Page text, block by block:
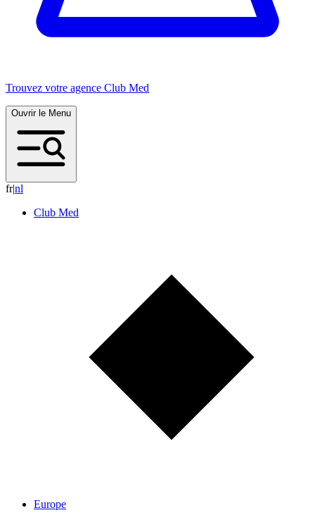
Trouvez votre agence Club Med
Ouvrir le Menu
fr|nl
Club Med
Europe